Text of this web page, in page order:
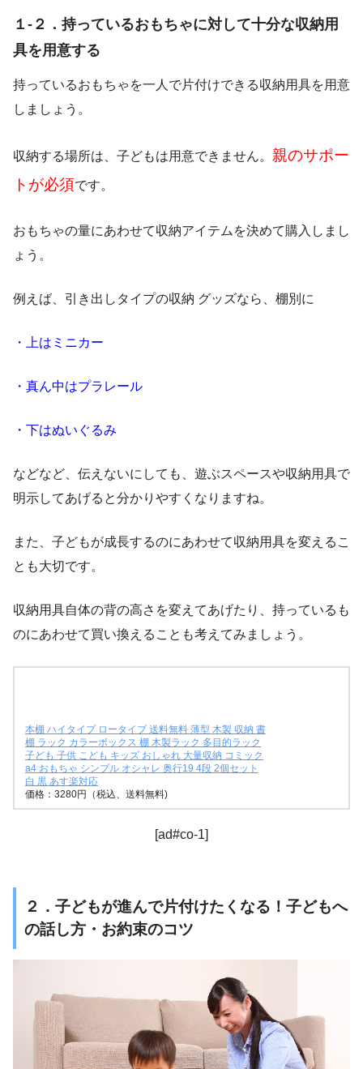
１-２．持っているおもちゃに対して十分な収納用
具を用意する
持っているおもちゃを一人で片付けできる収納用具を用意
しましょう。
収納する場所は、子どもは用意できません。 親のサポー
トが必須です。
おもちゃの量にあわせて収納アイテムを決めて購入しまし
ょう。
例えば、引き出しタイプの収納 グッズなら、棚別に
・上はミニカー
・真ん中はプラレール
・下はぬいぐるみ
などなど、伝えないにしても、遊ぶスペースや収納用具で
明示してあげると分かりやすくなりますね。
また、子どもが成長するのにあわせて収納用具を変えるこ
とも大切です。
収納用具自体の背の高さを変えてあげたり、持っているも
のにあわせて買い換えることも考えてみましょう。
本棚 ハイタイプ ロータイプ 送料無料 薄型 木製 収納 書
棚 ラック カラーボックス 棚 木製ラック 多目的ラック
子ども 子供 こども キッズ おしゃれ 大量収納 コミック
a4 おもちゃ シンプル オシャレ 奥行19 4段 2個セット
白 黒 あす楽対応
価格：3280円（税込、送料無料)
[ad#co-1]
２．子どもが進んで片付けたくなる！子どもへ
の話し方・お約束のコツ